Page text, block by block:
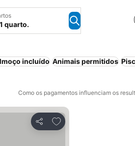
quarto.
incluído Animais permitidos
Como os pagamentos influenciam os
Partilhar
Adicionar aos favoritos